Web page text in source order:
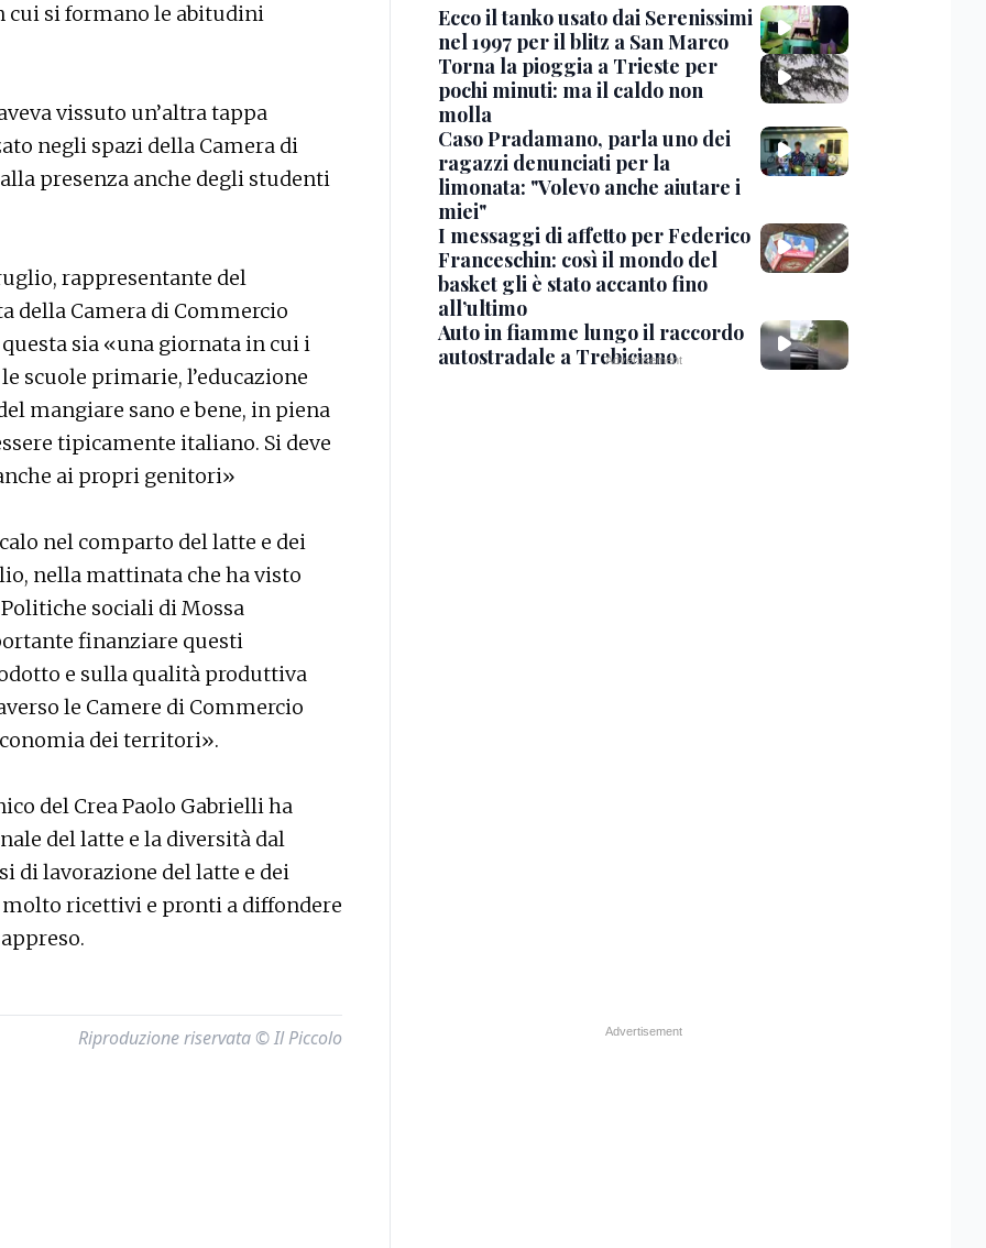
cui si formano le abitudini
vissuto un’altra tappa
negli spazi della Camera di
presenza anche degli studenti
rappresentante del
della Camera di Commercio
sia «una giornata in cui i
scuole primarie, l’educazione
mangiare sano e bene, in piena
tipicamente italiano. Si deve
ai propri genitori»
nel comparto del latte e dei
nella mattinata che ha visto
sociali di Mossa
finanziare questi
e sulla qualità produttiva
le Camere di Commercio
dei territori».
del Crea Paolo Gabrielli ha
del latte e la diversità dal
di lavorazione del latte e dei
ricettivi e pronti a diffondere
Riproduzione riservata © Il Piccolo
Ecco il tanko usato dai Serenissimi
nel 1997 per il blitz a San Marco
Torna la pioggia a Trieste per
pochi minuti: ma il caldo non
molla
Caso Pradamano, parla uno dei
ragazzi denunciati per la
limonata: "Volevo anche aiutare i
miei"
I messaggi di affetto per Federico
Franceschin: così il mondo del
basket gli è stato accanto fino
all’ultimo
Auto in fiamme lungo il raccordo
autostradale a Trebiciano